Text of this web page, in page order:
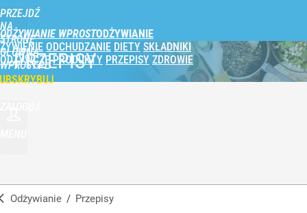
PRZEJDŹ
NA
STRONĘ
GŁÓWNĄ
WPROST.PL
ODŻYWIANIE WPROST
ŻYWIENIE ODCHUDZANIE DIETY SKŁADNIKI
ODŻYWCZE PRODUKTY PRZEPISY ZDROWIE
PRZEPISY
Odżywianie / Przepisy